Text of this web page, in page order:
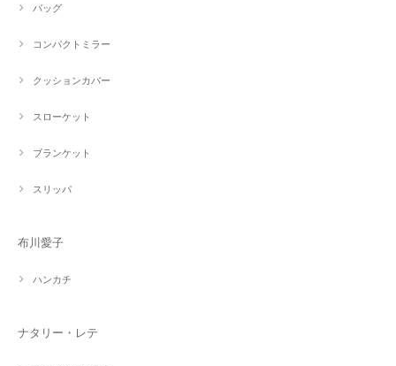
バッグ
コンパクトミラー
クッションカバー
スローケット
ブランケット
スリッパ
布川愛子
ハンカチ
ナタリー・レテ